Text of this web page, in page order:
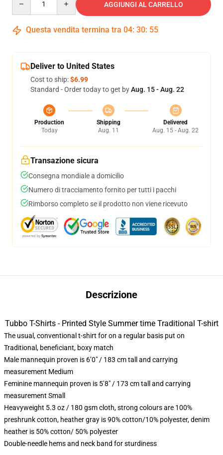
AGGIUNGI AL CARRELLO
Questa vendita termina tra 04: 30: 54
Deliver to United States
Cost to ship:$6.99
Standard - Order today to get byAug. 15 - Aug. 22
Production
Today
Shipping
Aug. 11
Delivered
Aug. 15 - Aug. 22
Transazione sicura
Consegna mondiale a domicilio
Numero di tracciamento fornito per tutti i pacchi
Rimborso completo se il prodotto non viene ricevuto
Descrizione
Tubbo T-Shirts - Printed Style Summer time Traditional T-shirt
The usual, conventional t-shirt for on a regular basis put on
Traditional, beneficiant, boxy match
Male mannequin proven is 6’0″ / 183 cm tall and carrying
measurement Medium
Feminine mannequin proven is 5’8″ / 173 cm tall and carrying
measurement Small
Heavyweight 5.3 oz / 180 gsm cloth, strong colours are 100%
preshrunk cotton, heather gray is 90% cotton/10% polyester, denim
heather is 50% cotton/ 50% polyester
Double-needle hems and neck band for sturdiness